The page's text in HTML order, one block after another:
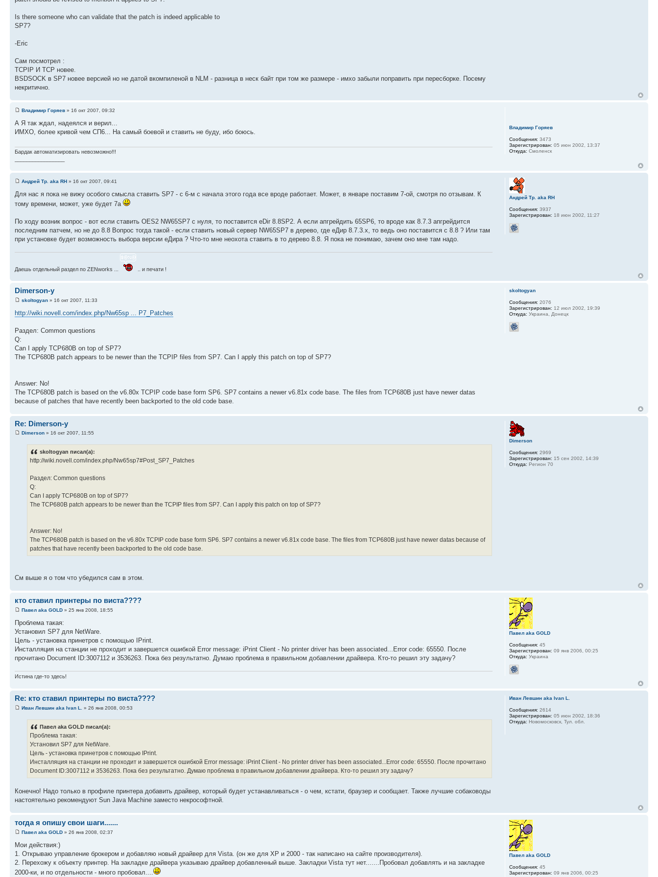
Is there someone who can validate that the patch is indeed applicable to
SP7?
-Eric
Сам посмотрел :
TCPIP И TCP новее.
BSDSOCK в SP7 новее версией но не датой вкомпиленой в NLM - разница в неск байт при том же размере - имхо забыли поправить при пересборке. Посему
некритично.
Владимир Горяев » 16 окт 2007, 09:32
А Я так ждал, надеялся и верил...
ИМХО, более кривой чем СП6... На самый боевой и ставить не буду, ибо боюсь.
Бардак автоматизировать невозможно!!!
Владимир Горяев
Сообщения: 3473
Зарегистрирован: 05 июн 2002, 13:37
Откуда: Смоленск
Андрей Тр. aka RH » 16 окт 2007, 09:41
Для нас я пока не вижу особого смысла ставить SP7 - с 6-м с начала этого года все вроде работает. Может, в январе поставим 7-ой, смотря по отзывам. К
тому времени, может, уже будет 7а
По ходу возник вопрос - вот если ставить OES2 NW65SP7 с нуля, то поставится eDir 8.8SP2. А если апгрейдить 65SP6, то вроде как 8.7.3 апгрейдится
последним патчем, но не до 8.8 Вопрос тогда такой - если ставить новый сервер NW65SP7 в дерево, где еДир 8.7.3.х, то ведь оно поставится с 8.8 ? Или там
при установке будет возможность выбора версии еДира ? Что-то мне неохота ставить в то дерево 8.8. Я пока не понимаю, зачем оно мне там надо.
Даешь отдельный раздел по ZENworks ... .. и печати !
Андрей Тр. aka RH
Сообщения: 3937
Зарегистрирован: 18 июн 2002, 11:27
Dimerson-у
skoltogyan » 16 окт 2007, 11:33
http://wiki.novell.com/index.php/Nw65sp ... P7_Patches
Раздел: Common questions
Q:
Can I apply TCP680B on top of SP7?
The TCP680B patch appears to be newer than the TCPIP files from SP7. Can I apply this patch on top of SP7?
Answer: No!
The TCP680B patch is based on the v6.80x TCPIP code base form SP6. SP7 contains a newer v6.81x code base. The files from TCP680B just have newer datas
because of patches that have recently been backported to the old code base.
skoltogyan
Сообщения: 2076
Зарегистрирован: 12 июл 2002, 19:39
Откуда: Украина, Донецк
Re: Dimerson-у
Dimerson » 16 окт 2007, 11:55
skoltogyan писал(а):
http://wiki.novell.com/index.php/Nw65sp7#Post_SP7_Patches
Раздел: Common questions
Q:
Can I apply TCP680B on top of SP7?
The TCP680B patch appears to be newer than the TCPIP files from SP7. Can I apply this patch on top of SP7?
Answer: No!
The TCP680B patch is based on the v6.80x TCPIP code base form SP6. SP7 contains a newer v6.81x code base. The files from TCP680B just have newer datas because of
patches that have recently been backported to the old code base.
См выше я о том что убедился сам в этом.
Dimerson
Сообщения: 2969
Зарегистрирован: 15 сен 2002, 14:39
Откуда: Регион 70
кто ставил принтеры по виста????
Павел aka GOLD » 25 янв 2008, 18:55
Проблема такая:
Установил SP7 для NetWare.
Цель - установка принетров с помощью IPrint.
Инсталляция на станции не проходит и завершется ошибкой Error message: iPrint Client - No printer driver has been associated...Error code: 65550. После
прочитано Document ID:3007112 и 3536263. Пока без результатно. Думаю проблема в правильном добавлении драйвера. Кто-то решил эту задачу?
Истина где-то здесь!
Павел aka GOLD
Сообщения: 45
Зарегистрирован: 09 янв 2006, 00:25
Откуда: Украина
Re: кто ставил принтеры по виста????
Иван Левшин aka Ivan L. » 26 янв 2008, 00:53
Павел aka GOLD писал(а):
Проблема такая:
Установил SP7 для NetWare.
Цель - установка принетров с помощью IPrint.
Инсталляция на станции не проходит и завершется ошибкой Error message: iPrint Client - No printer driver has been associated...Error code: 65550. После прочитано
Document ID:3007112 и 3536263. Пока без результатно. Думаю проблема в правильном добавлении драйвера. Кто-то решил эту задачу?
Конечно! Надо только в профиле принтера добавить драйвер, который будет устанавливаться - о чем, кстати, браузер и сообщает. Также лучшие собаководы
настоятельно рекомендуют Sun Java Machine заместо некрософтной.
Иван Левшин aka Ivan L.
Сообщения: 2614
Зарегистрирован: 05 июн 2002, 18:36
Откуда: Новомосковск, Тул. обл.
тогда я опишу свои шаги.......
Павел aka GOLD » 26 янв 2008, 02:37
Мои действия:)
1. Открываю управление брокером и добавляю новый драйвер для Vista. (он же для XP и 2000 - так написано на сайте производителя).
2. Перехожу к объекту принтер. На закладке драйвера указываю драйвер добавленный выше. Закладки Vista тут нет.......Пробовал добавлять и на закладке
2000-ки, и по отдельности - много пробовал....
Павел aka GOLD
Сообщения: 45
Зарегистрирован: 09 янв 2006, 00:25